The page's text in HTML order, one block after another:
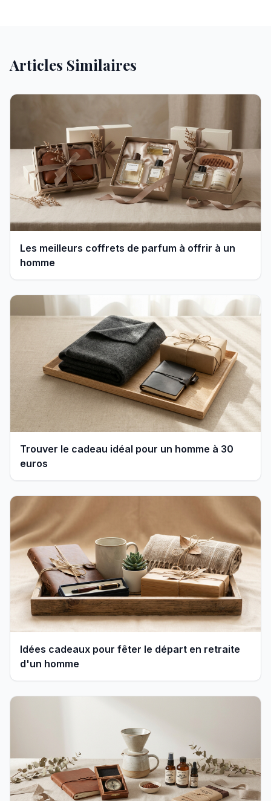
Articles Similaires
Les meilleurs coffrets de parfum à offrir à un
homme
Trouver le cadeau idéal pour un homme à 30
euros
Idées cadeaux pour fêter le départ en retraite
d'un homme